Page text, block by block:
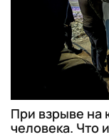
При взрыве на
человека. Что